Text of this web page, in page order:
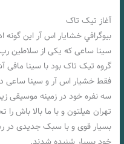
آغاز تیک تاک
سینا ساعی که یکی از سلاطین
گروه تیک تاک بود با سینا مافی
فقط خشیار اس آر و سینا ساعی
سه نفره خود در زمینه موسیقی
تهران هیلتون و با ما بالا باش
بسیار قوی و با سبک جدیدی در